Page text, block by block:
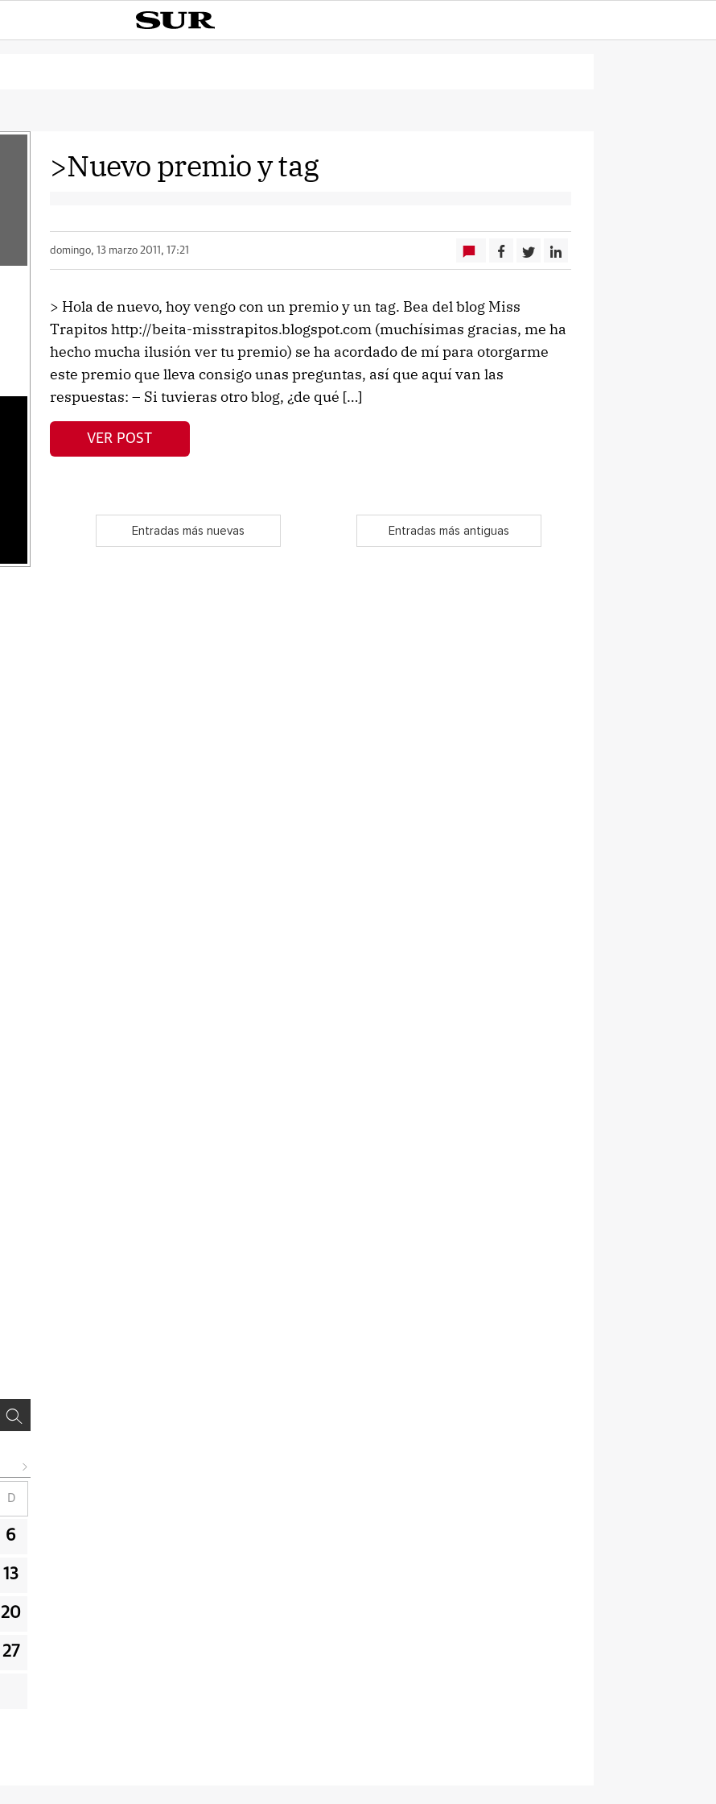
>Nuevo premio y tag
domingo, 13 marzo 2011, 17:21
> Hola de nuevo, hoy vengo con un premio y un tag. Bea del blog Miss
Trapitos http://beita-misstrapitos.blogspot.com (muchísimas gracias, me ha
hecho mucha ilusión ver tu premio) se ha acordado de mí para otorgarme
este premio que lleva consigo unas preguntas, así que aquí van las
respuestas: – Si tuvieras otro blog, ¿de qué […]
VER POST
Entradas más nuevas Entradas más antiguas
D
6
13
20
27